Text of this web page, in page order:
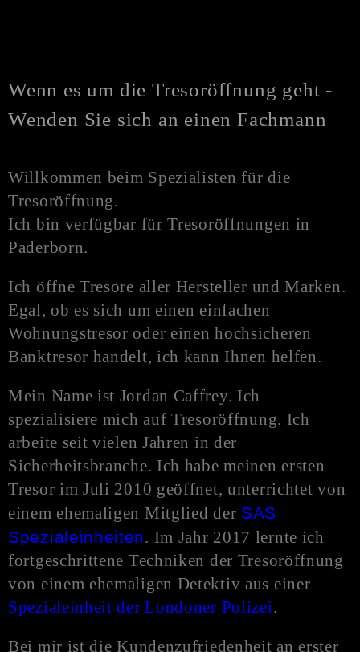
Wenn es um die Tresoröffnung geht -
Wenden Sie sich an einen Fachmann
Willkommen beim Spezialisten für die
Tresoröffnung.
Ich bin verfügbar für Tresoröffnungen in
Paderborn.
Ich öffne Tresore aller Hersteller und Marken.
Egal, ob es sich um einen einfachen
Wohnungstresor oder einen hochsicheren
Banktresor handelt, ich kann Ihnen helfen.
Mein Name ist Jordan Caffrey. Ich
spezialisiere mich auf Tresoröffnung. Ich
arbeite seit vielen Jahren in der
Sicherheitsbranche. Ich habe meinen ersten
Tresor im Juli 2010 geöffnet, unterrichtet von
einem ehemaligen Mitglied der SAS
Spezialeinheiten. Im Jahr 2017 lernte ich
fortgeschrittene Techniken der Tresoröffnung
von einem ehemaligen Detektiv aus einer
Spezialeinheit der Londoner Polizei.
Bei mir ist die Kundenzufriedenheit an erster